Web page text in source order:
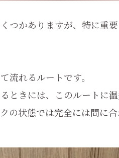
つかありますが、特に重
流れるルートです。
ときには、このルートに
の状態では完全には間に合